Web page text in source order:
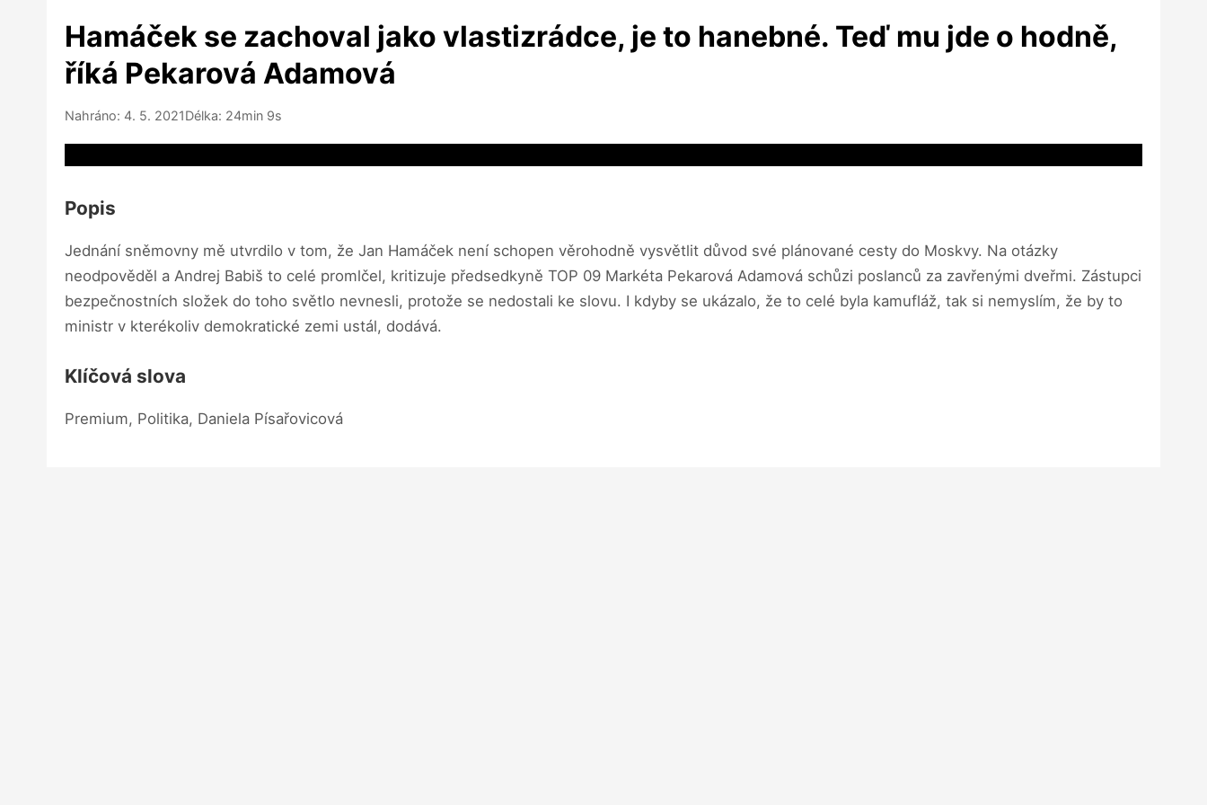
Hamáček se zachoval jako vlastizrádce, je to hanebné. Teď mu jde o hodně,
říká Pekarová Adamová
Nahráno: 4. 5. 2021Délka: 24min 9s
Popis
Jednání sněmovny mě utvrdilo v tom, že Jan Hamáček není schopen věrohodně vysvětlit důvod své plánované cesty do Moskvy. Na otázky
neodpověděl a Andrej Babiš to celé promlčel, kritizuje předsedkyně TOP 09 Markéta Pekarová Adamová schůzi poslanců za zavřenými dveřmi. Zástupci
bezpečnostních složek do toho světlo nevnesli, protože se nedostali ke slovu. I kdyby se ukázalo, že to celé byla kamufláž, tak si nemyslím, že by to
ministr v kterékoliv demokratické zemi ustál, dodává.
Klíčová slova
Premium, Politika, Daniela Písařovicová